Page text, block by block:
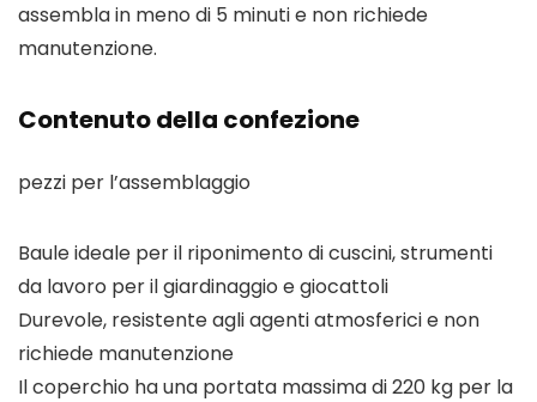
assembla in meno di 5 minuti e non richiede
manutenzione.
Contenuto della confezione
pezzi per l’assemblaggio
Baule ideale per il riponimento di cuscini, strumenti
da lavoro per il giardinaggio e giocattoli
Durevole, resistente agli agenti atmosferici e non
richiede manutenzione
Il coperchio ha una portata massima di 220 kg per la